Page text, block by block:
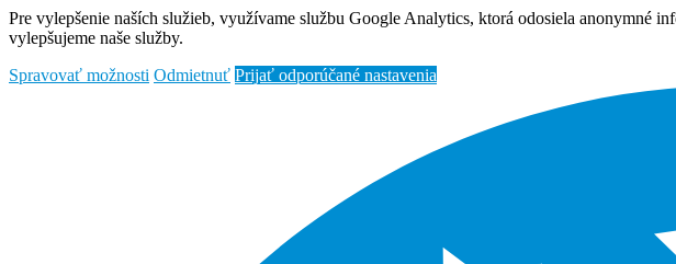
Pre vylepšenie naších služieb, využívame službu Google Analytics, ktorá odosiela anonymné
vylepšujeme naše služby.
Spravovať možnosti Odmietnuť Prijať odporúčané nastavenia